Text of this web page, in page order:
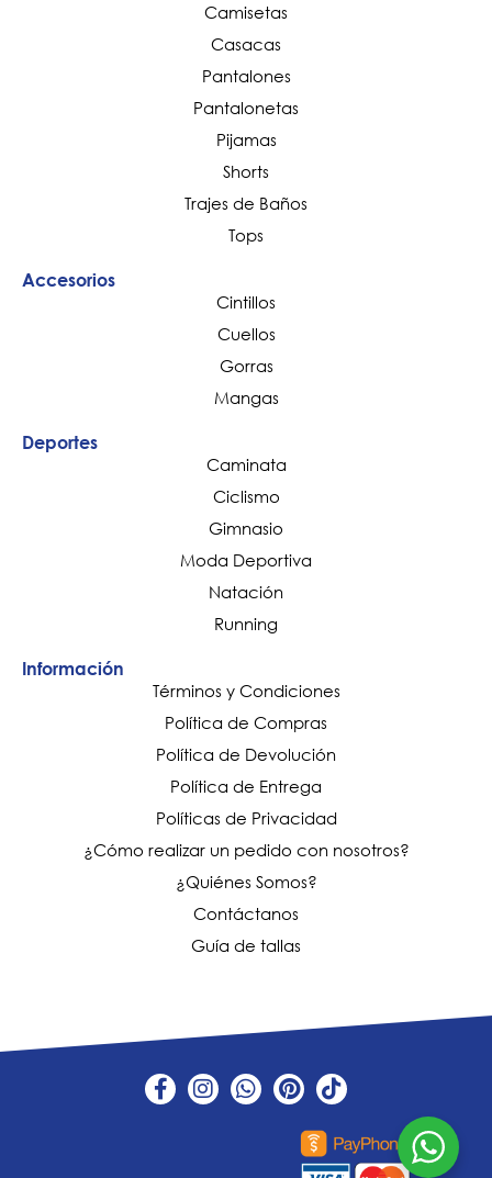
Camisetas
Casacas
Pantalones
Pantalonetas
Pijamas
Shorts
Trajes de Baños
Tops
Accesorios
Cintillos
Cuellos
Gorras
Mangas
Deportes
Caminata
Ciclismo
Gimnasio
Moda Deportiva
Natación
Running
Información
Términos y Condiciones
Política de Compras
Política de Devolución
Política de Entrega
Políticas de Privacidad
¿Cómo realizar un pedido con nosotros?
¿Quiénes Somos?
Contáctanos
Guía de tallas